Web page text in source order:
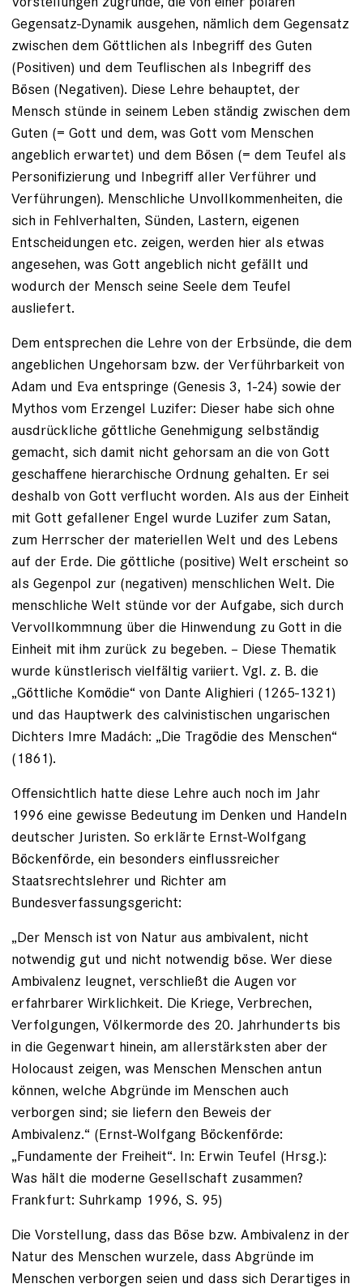
Gegensatz-Dynamik ausgehen, nämlich dem Gegensatz
zwischen dem Göttlichen als Inbegriff des Guten
(Positiven) und dem Teuflischen als Inbegriff des
Bösen (Negativen). Diese Lehre behauptet, der
Mensch stünde in seinem Leben ständig zwischen dem
Guten (= Gott und dem, was Gott vom Menschen
angeblich erwartet) und dem Bösen (= dem Teufel als
Personifizierung und Inbegriff aller Verführer und
Verführungen). Menschliche Unvollkommenheiten, die
sich in Fehlverhalten, Sünden, Lastern, eigenen
Entscheidungen etc. zeigen, werden hier als etwas
angesehen, was Gott angeblich nicht gefällt und
wodurch der Mensch seine Seele dem Teufel
ausliefert.
Dem entsprechen die Lehre von der Erbsünde, die dem
angeblichen Ungehorsam bzw. der Verführbarkeit von
Adam und Eva entspringe (Genesis 3, 1-24) sowie der
Mythos vom Erzengel Luzifer: Dieser habe sich ohne
ausdrückliche göttliche Genehmigung selbständig
gemacht, sich damit nicht gehorsam an die von Gott
geschaffene hierarchische Ordnung gehalten. Er sei
deshalb von Gott verflucht worden. Als aus der Einheit
mit Gott gefallener Engel wurde Luzifer zum Satan,
zum Herrscher der materiellen Welt und des Lebens
auf der Erde. Die göttliche (positive) Welt erscheint so
als Gegenpol zur (negativen) menschlichen Welt. Die
menschliche Welt stünde vor der Aufgabe, sich durch
Vervollkommnung über die Hinwendung zu Gott in die
Einheit mit ihm zurück zu begeben. – Diese Thematik
wurde künstlerisch vielfältig variiert. Vgl. z. B. die
„Göttliche Komödie“ von Dante Alighieri (1265-1321)
und das Hauptwerk des calvinistischen ungarischen
Dichters Imre Madách: „Die Tragödie des Menschen“
(1861).
Offensichtlich hatte diese Lehre auch noch im Jahr
1996 eine gewisse Bedeutung im Denken und Handeln
deutscher Juristen. So erklärte Ernst-Wolfgang
Böckenförde, ein besonders einflussreicher
Staatsrechtslehrer und Richter am
Bundesverfassungsgericht:
„Der Mensch ist von Natur aus ambivalent, nicht
notwendig gut und nicht notwendig böse. Wer diese
Ambivalenz leugnet, verschließt die Augen vor
erfahrbarer Wirklichkeit. Die Kriege, Verbrechen,
Verfolgungen, Völkermorde des 20. Jahrhunderts bis
in die Gegenwart hinein, am allerstärksten aber der
Holocaust zeigen, was Menschen Menschen antun
können, welche Abgründe im Menschen auch
verborgen sind; sie liefern den Beweis der
Ambivalenz.“ (Ernst-Wolfgang Böckenförde:
„Fundamente der Freiheit“. In: Erwin Teufel (Hrsg.):
Was hält die moderne Gesellschaft zusammen?
Frankfurt: Suhrkamp 1996, S. 95)
Die Vorstellung, dass das Böse bzw. Ambivalenz in der
Natur des Menschen wurzele, dass Abgründe im
Menschen verborgen seien und dass sich Derartiges in